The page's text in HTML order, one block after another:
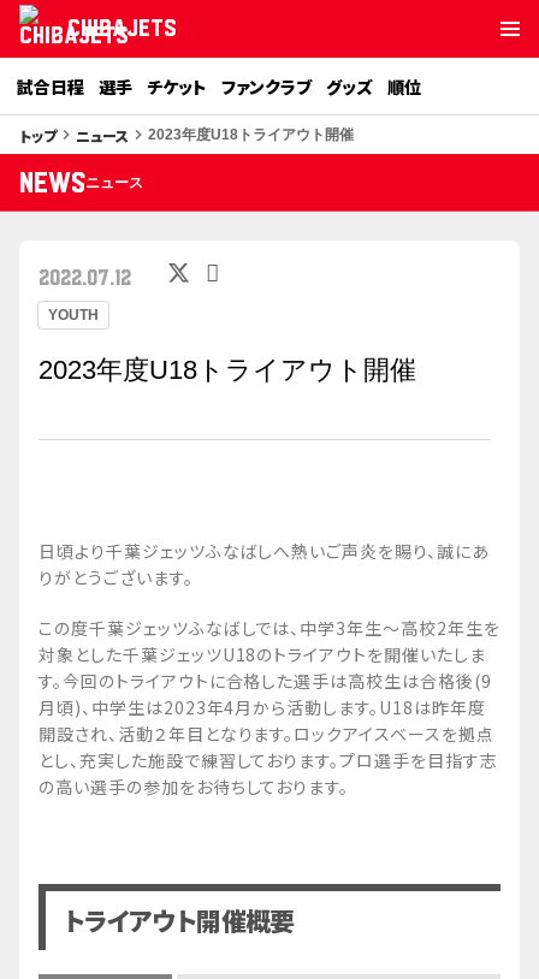
CHIBAJETS
試合日程 選手 チケット ファンクラブ グッズ 順位
トップkeyboard_arrow_right ニュース keyboard_arrow_right 2023年度U18トライアウト開催
NEWSニュース
YOUTH
2022.07.12
2023年度U18トライアウト開催
日頃より千葉ジェッツふなばしへ熱いご声炎を賜り、誠にあ
りがとうございます。
この度千葉ジェッツふなばしでは、中学3年生～高校2年生を
対象とした千葉ジェッツU18のトライアウトを開催いたしま
す。今回のトライアウトに合格した選手は高校生は合格後(9
月頃)、中学生は2023年4月から活動します。U18は昨年度
開設され、活動２年目となります。ロックアイスベースを拠点
とし、充実した施設で練習しております。プロ選手を目指す志
の高い選手の参加をお待ちしております。
トライアウト開催概要